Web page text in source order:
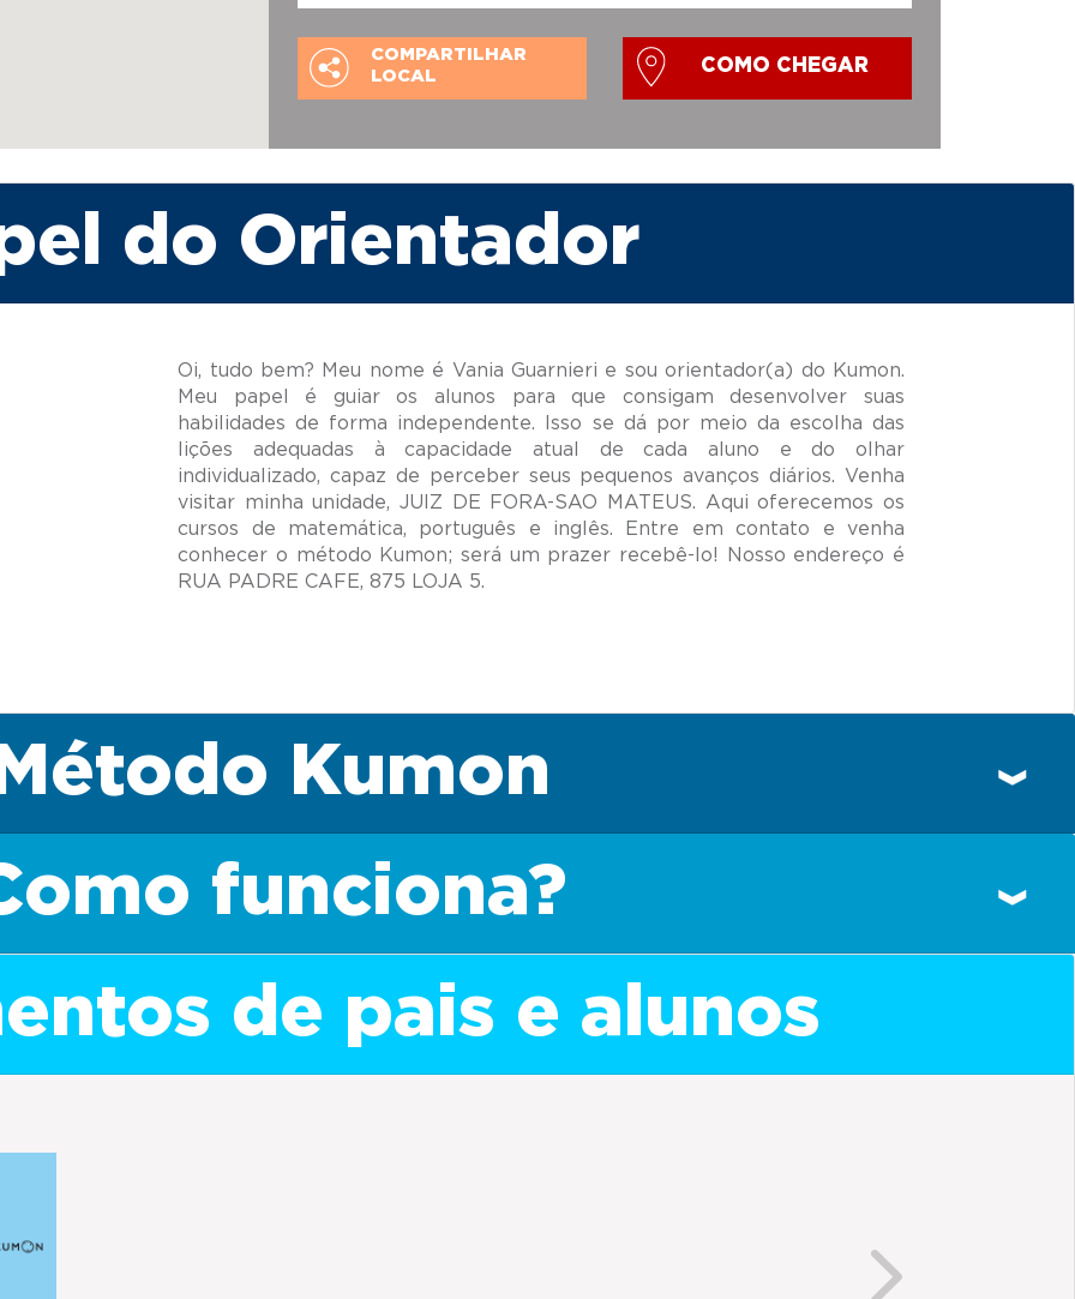
COMPARTILHAR
LOCAL
COMO CHEGAR
do Orientador
Oi, tudo bem? Meu nome é Vania Guarnieri e sou orientador(a) do Kumon.
Meu papel é guiar os alunos para que consigam desenvolver suas
habilidades de forma independente. Isso se dá por meio da escolha das
lições adequadas à capacidade atual de cada aluno e do olhar
individualizado, capaz de perceber seus pequenos avanços diários. Venha
visitar minha unidade, JUIZ DE FORA-SAO MATEUS. Aqui oferecemos os
cursos de matemática, português e inglês. Entre em contato e venha
conhecer o método Kumon; será um prazer recebê-lo! Nosso endereço é
Kumon
funciona?
de pais e alunos
Next